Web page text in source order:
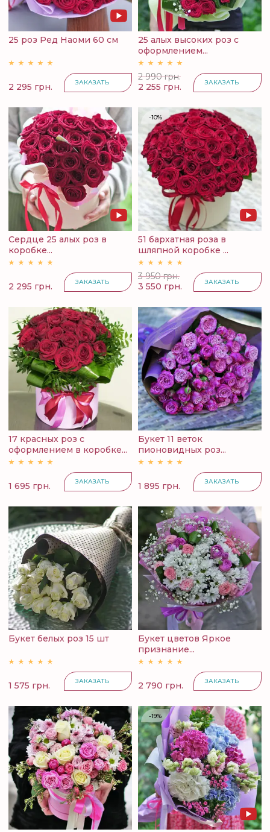
25 роз Ред Наоми 60 см
2 295 грн. ЗАКАЗАТЬ
25 алых высоких роз с
оформлением...
2 990 грн.
2 255 грн.
ЗАКАЗАТЬ
Сердце 25 алых роз в
коробке...
2 295 грн. ЗАКАЗАТЬ
-10%
51 бархатная роза в
шляпной коробке ...
3 950 грн.
3 550 грн.
ЗАКАЗАТЬ
17 красных роз с
оформлением в коробке...
1 695 грн. ЗАКАЗАТЬ
Букет 11 веток
пионовидных роз...
1 895 грн. ЗАКАЗАТЬ
Букет белых роз 15 шт
1 575 грн. ЗАКАЗАТЬ
Букет цветов Яркое
признание...
2 790 грн. ЗАКАЗАТЬ
-19%